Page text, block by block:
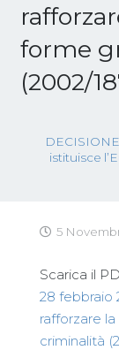
forme
(2002/
istituisce
5
Scarica il
28 febbraio
rafforzare
criminalità